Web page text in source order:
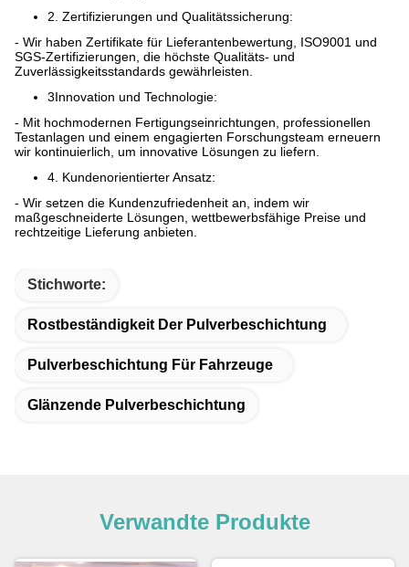
2. Zertifizierungen und Qualitätssicherung:
- Wir haben Zertifikate für Lieferantenbewertung, ISO9001 und
SGS-Zertifizierungen, die höchste Qualitäts- und
Zuverlässigkeitsstandards gewährleisten.
3Innovation und Technologie:
- Mit hochmodernen Fertigungseinrichtungen, professionellen
Testanlagen und einem engagierten Forschungsteam erneuern
wir kontinuierlich, um innovative Lösungen zu liefern.
4. Kundenorientierter Ansatz:
- Wir setzen die Kundenzufriedenheit an, indem wir
maßgeschneiderte Lösungen, wettbewerbsfähige Preise und
rechtzeitige Lieferung anbieten.
Stichworte:
Rostbeständigkeit Der Pulverbeschichtung
Pulverbeschichtung Für Fahrzeuge
Glänzende Pulverbeschichtung
Verwandte Produkte